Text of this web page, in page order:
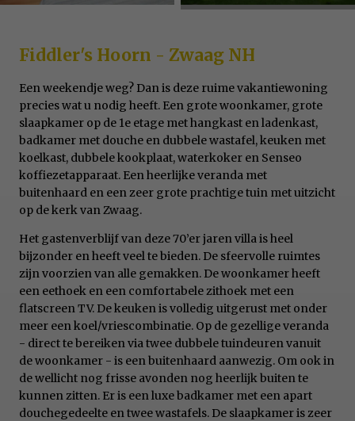
Fiddler's Hoorn - Zwaag NH
Een weekendje weg? Dan is deze ruime vakantiewoning
precies wat u nodig heeft. Een grote woonkamer, grote
slaapkamer op de 1e etage met hangkast en ladenkast,
badkamer met douche en dubbele wastafel, keuken met
koelkast, dubbele kookplaat, waterkoker en Senseo
koffiezetapparaat. Een heerlijke veranda met
buitenhaard en een zeer grote prachtige tuin met uitzicht
op de kerk van Zwaag.
Het gastenverblijf van deze 70’er jaren villa is heel
bijzonder en heeft veel te bieden. De sfeervolle ruimtes
zijn voorzien van alle gemakken. De woonkamer heeft
een eethoek en een comfortabele zithoek met een
flatscreen TV. De keuken is volledig uitgerust met onder
meer een koel/vriescombinatie. Op de gezellige veranda
- direct te bereiken via twee dubbele tuindeuren vanuit
de woonkamer - is een buitenhaard aanwezig. Om ook in
de wellicht nog frisse avonden nog heerlijk buiten te
kunnen zitten. Er is een luxe badkamer met een apart
douchegedeelte en twee wastafels. De slaapkamer is zeer